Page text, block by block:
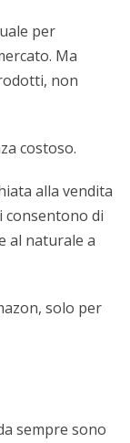
per
Ma
non
costoso.
alla vendita
consentono di
al naturale a
solo per
sempre sono